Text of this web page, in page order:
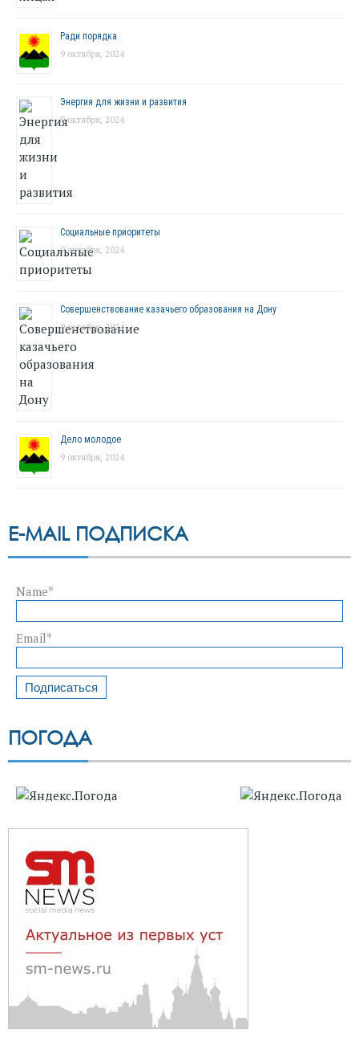
Ради порядка
9 октября, 2024
Энергия для жизни и развития
9 октября, 2024
Социальные приоритеты
9 октября, 2024
Совершенствование казачьего образования на Дону
9 октября, 2024
Дело молодое
9 октября, 2024
E-MAIL ПОДПИСКА
Name*
Email*
ПОГОДА